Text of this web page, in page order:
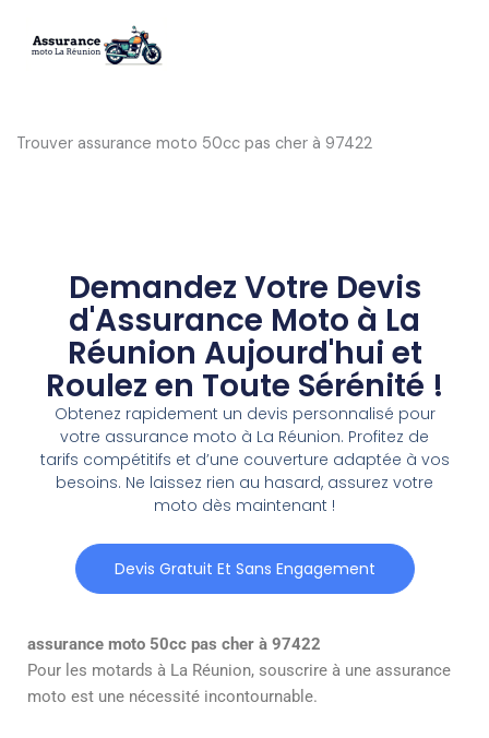
Trouver assurance moto 50cc pas cher à 97422
Demandez Votre Devis
d'Assurance Moto à La
Réunion Aujourd'hui et
Roulez en Toute Sérénité !
Obtenez rapidement un devis personnalisé pour
votre assurance moto à La Réunion. Profitez de
tarifs compétitifs et d’une couverture adaptée à vos
besoins. Ne laissez rien au hasard, assurez votre
moto dès maintenant !
Devis Gratuit Et Sans Engagement
assurance moto 50cc pas cher à 97422
Pour les motards à La Réunion, souscrire à une assurance
moto est une nécessité incontournable.